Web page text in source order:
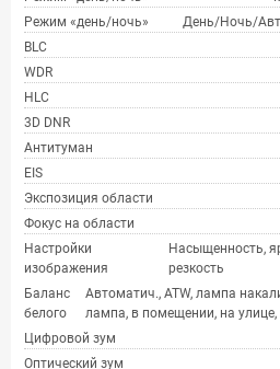
Режим «день/ночь»
День/Ночь/
BLC
WDR
HLC
3D DNR
Антитуман
EIS
Экспозиция области
Фокус на области
Настройки
изображения
Насыщенность,
резкость
Баланс
белого
Автоматич., ATW, лампа
лампа, в помещении, на улице,
Цифровой зум
Оптический зум